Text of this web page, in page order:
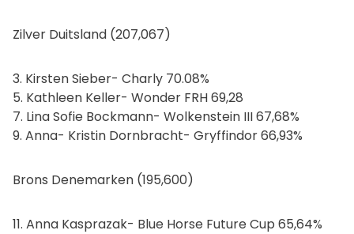
Zilver Duitsland (207,067)
3. Kirsten Sieber- Charly 70.08%
5. Kathleen Keller- Wonder FRH 69,28
7. Lina Sofie Bockmann- Wolkenstein III 67,68%
9. Anna- Kristin Dornbracht- Gryffindor 66,93%
Brons Denemarken (195,600)
11. Anna Kasprazak- Blue Horse Future Cup 65,64%